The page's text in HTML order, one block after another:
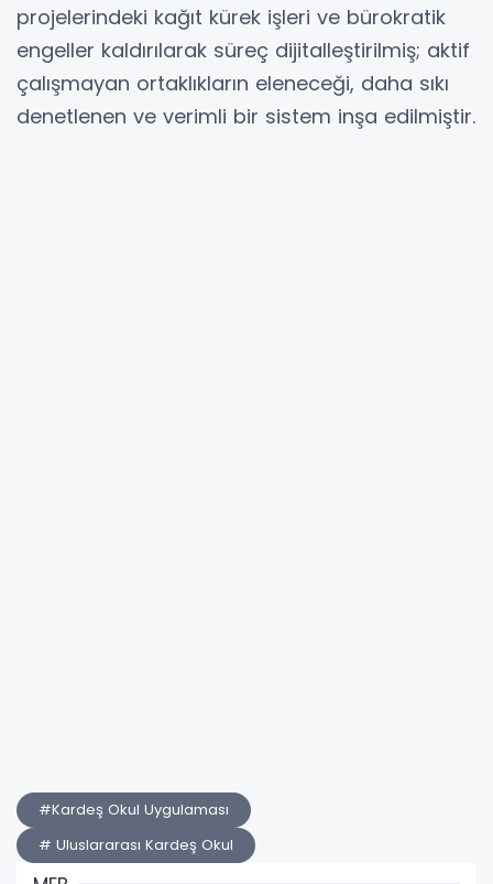
projelerindeki kağıt kürek işleri ve bürokratik
engeller kaldırılarak süreç dijitalleştirilmiş; aktif
çalışmayan ortaklıkların eleneceği, daha sıkı
denetlenen ve verimli bir sistem inşa edilmiştir.
#Kardeş Okul Uygulaması
# Uluslararası Kardeş Okul